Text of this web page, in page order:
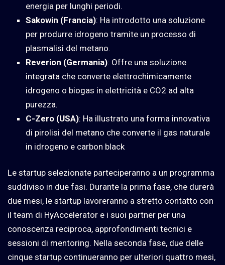
energia per lunghi periodi.
Sakowin (Francia): Ha introdotto una soluzione
per produrre idrogeno tramite un processo di
plasmalisi del metano.
Reverion (Germania): Offre una soluzione
integrata che converte elettrochimicamente
idrogeno o biogas in elettricità e CO2 ad alta
purezza.
C-Zero (USA): Ha illustrato una forma innovativa
di pirolisi del metano che converte il gas naturale
in idrogeno e carbon black
Le startup selezionate parteciperanno a un programma
suddiviso in due fasi. Durante la prima fase, che durerà
due mesi, le startup lavoreranno a stretto contatto con
il team di HyAccelerator e i suoi partner per una
conoscenza reciproca, approfondimenti tecnici e
sessioni di mentoring. Nella seconda fase, due delle
cinque startup continueranno per ulteriori quattro mesi,